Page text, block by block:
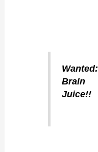
Wanted:
Brain
Juice!!